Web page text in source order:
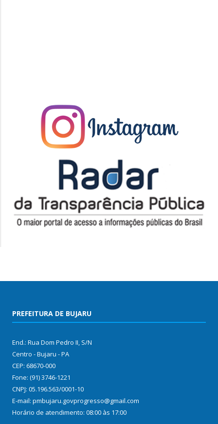
PREFEITURA DE BUJARU
End.: Rua Dom Pedro II, S/N
Centro - Bujaru - PA
CEP: 68670-000
Fone: (91) 3746-1221
CNPJ: 05.196.563/0001-10
E-mail: pmbujaru.govprogresso@gmail.com
Horário de atendimento: 08:00 às 17:00